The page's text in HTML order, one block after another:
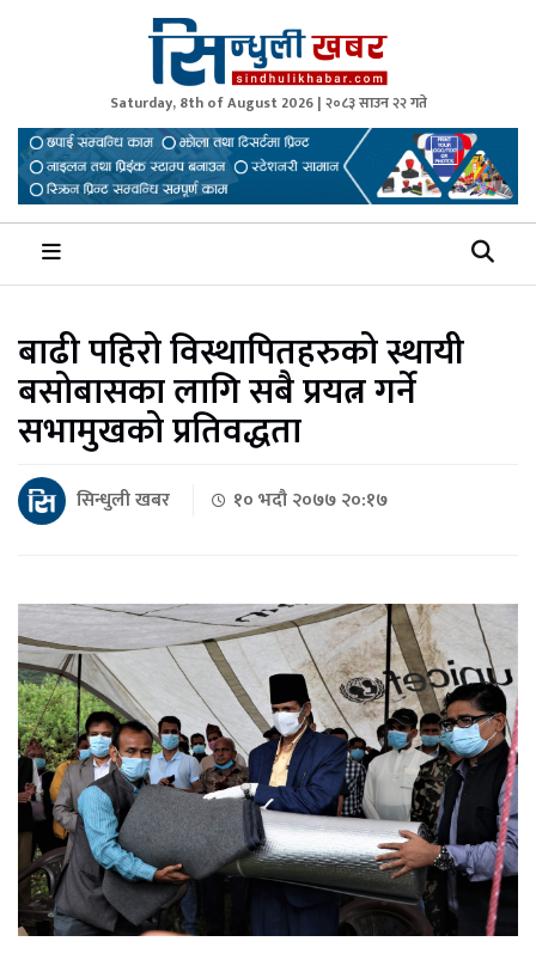
Sindhuli Khabar
News from Sindhuli Nepal
Saturday, 8th of August 2026 | २०८३ साउन २२ गते
बाढी पहिरो विस्थापितहरुको स्थायी
बसोबासका लागि सबै प्रयत्न गर्ने
सभामुखको प्रतिवद्धता
सिन्धुली खबर १० भदौ २०७७ २०:१७